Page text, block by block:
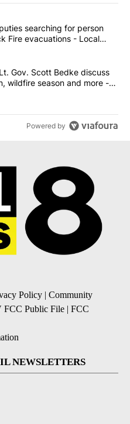
commented articles in the last
County deputies searching
searching for person
Fire evacuations - Local
Little and Lt. Gov. Scott
Gov. Scott Bedke discuss
wildfire season and more -
Powered by
Policy | Community
Public File | FCC
NEWSLETTERS